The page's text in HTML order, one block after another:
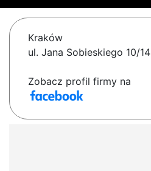
Kraków
ul. Jana Sobieskiego 10/14
Zobacz profil firmy na